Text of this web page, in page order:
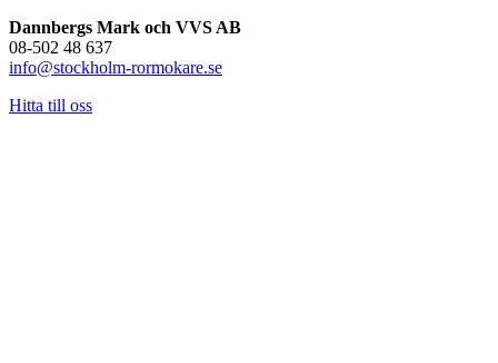
Dannbergs Mark och VVS AB
08-502 48 637
info@stockholm-rormokare.se
Hitta till oss